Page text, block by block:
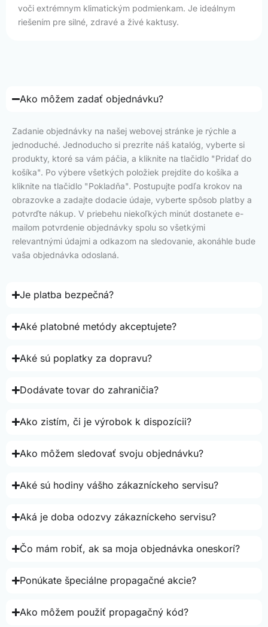
voči extrémnym klimatickým podmienkam. Je ideálnym
riešením pre silné, zdravé a živé kaktusy.
Ako môžem zadať objednávku?
Zadanie objednávky na našej webovej stránke je rýchle a
jednoduché. Jednoducho si prezrite náš katalóg, vyberte si
produkty, ktoré sa vám páčia, a kliknite na tlačidlo "Pridať do
košíka". Po výbere všetkých položiek prejdite do košíka a
kliknite na tlačidlo "Pokladňa". Postupujte podľa krokov na
obrazovke a zadajte dodacie údaje, vyberte spôsob platby a
potvrďte nákup. V priebehu niekoľkých minút dostanete e-
mailom potvrdenie objednávky spolu so všetkými
relevantnými údajmi a odkazom na sledovanie, akonáhle bude
vaša objednávka odoslaná.
Je platba bezpečná?
Aké platobné metódy akceptujete?
Aké sú poplatky za dopravu?
Dodávate tovar do zahraničia?
Ako zistím, či je výrobok k dispozícii?
Ako môžem sledovať svoju objednávku?
Aké sú hodiny vášho zákazníckeho servisu?
Aká je doba odozvy zákazníckeho servisu?
Čo mám robiť, ak sa moja objednávka oneskorí?
Ponúkate špeciálne propagačné akcie?
Ako môžem použiť propagačný kód?